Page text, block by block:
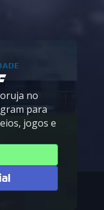
no
para
jogos e